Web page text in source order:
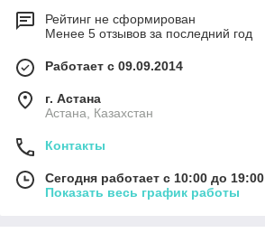
Рейтинг не сформирован
Менее 5 отзывов за последний год
Работает с 09.09.2014
г. Астана
Астана, Казахстан
Контакты
Сегодня работает с 10:00 до 19:00
Показать весь график работы